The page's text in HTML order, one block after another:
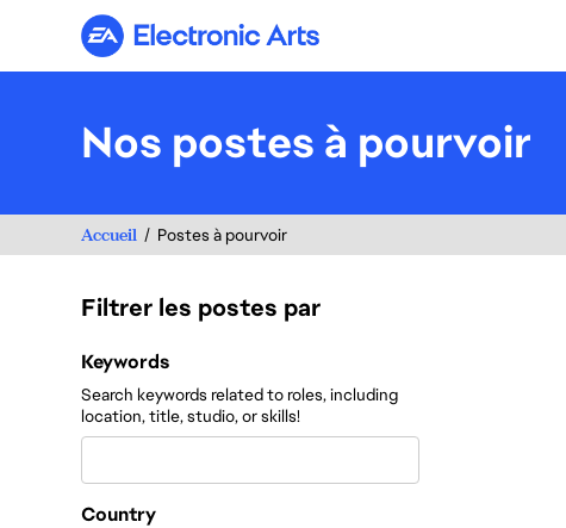
Electronic Arts
Nos postes à pourvoir
Accueil Postes à pourvoir
Filtrer les postes par
Filtrer les postes par
Keywords
Search keywords related to roles, including
location, title, studio, or skills!
Country